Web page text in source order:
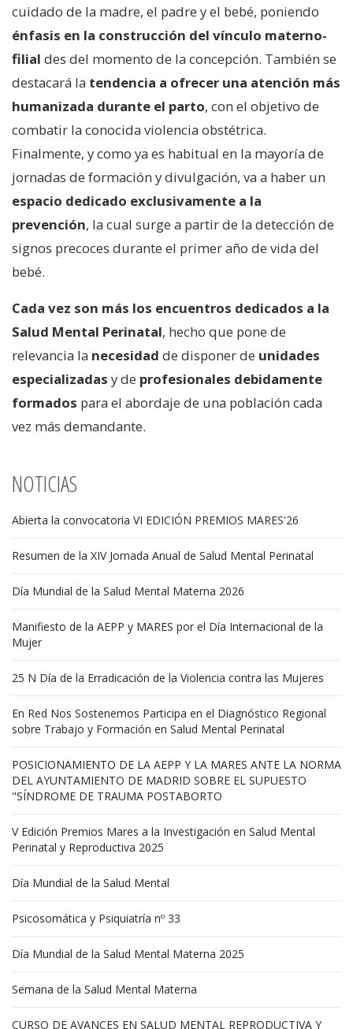
cuidado de la madre, el padre y el bebé, poniendo
énfasis en la construcción del vínculo materno-
filial des del momento de la concepción. También se
destacará la tendencia a ofrecer una atención más
humanizada durante el parto, con el objetivo de
combatir la conocida violencia obstétrica.
Finalmente, y como ya es habitual en la mayoría de
jornadas de formación y divulgación, va a haber un
espacio dedicado exclusivamente a la
prevención, la cual surge a partir de la detección de
signos precoces durante el primer año de vida del
bebé.
Cada vez son más los encuentros dedicados a la
Salud Mental Perinatal, hecho que pone de
relevancia la necesidad de disponer de unidades
especializadas y de profesionales debidamente
formados para el abordaje de una población cada
vez más demandante.
NOTICIAS
Abierta la convocatoria VI EDICIÓN PREMIOS MARES'26
Resumen de la XIV Jornada Anual de Salud Mental Perinatal
Día Mundial de la Salud Mental Materna 2026
Manifiesto de la AEPP y MARES por el Día Internacional de la
Mujer
25 N Día de la Erradicación de la Violencia contra las Mujeres
En Red Nos Sostenemos Participa en el Diagnóstico Regional
sobre Trabajo y Formación en Salud Mental Perinatal
POSICIONAMIENTO DE LA AEPP Y LA MARES ANTE LA NORMA
DEL AYUNTAMIENTO DE MADRID SOBRE EL SUPUESTO
"SÍNDROME DE TRAUMA POSTABORTO
V Edición Premios Mares a la Investigación en Salud Mental
Perinatal y Reproductiva 2025
Día Mundial de la Salud Mental
Psicosomática y Psiquiatría nº 33
Día Mundial de la Salud Mental Materna 2025
Semana de la Salud Mental Materna
CURSO DE AVANCES EN SALUD MENTAL REPRODUCTIVA Y